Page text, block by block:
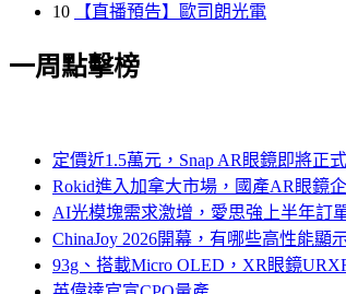
10
【直播預告】歐司朗光電
一周點擊榜
定價近1.5萬元，Snap AR眼鏡即將正
Rokid進入加拿大市場，國產AR眼鏡
AI光模塊需求激增，愛思強上半年訂
ChinaJoy 2026開幕，有哪些高性能顯
93g、搭載Micro OLED，XR眼鏡